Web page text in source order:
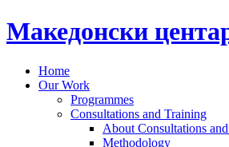
Македонски
Home
Our Work
Programmes
Consultations and Training
About Consultations
Methodology